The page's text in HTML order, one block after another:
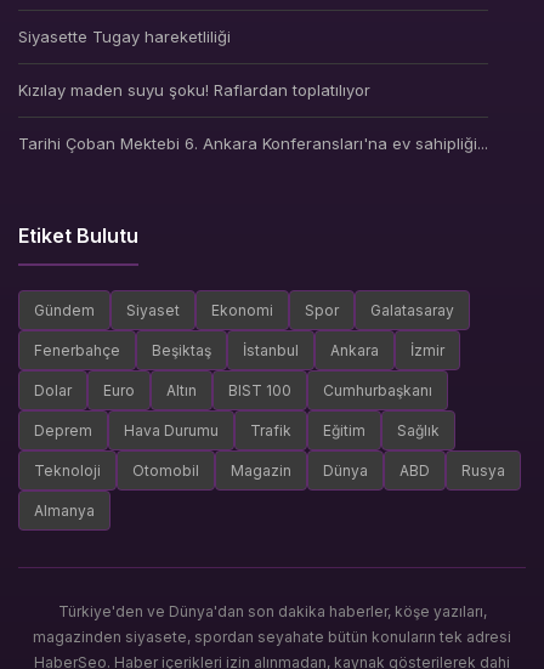
Siyasette Tugay hareketliliği
Kızılay maden suyu şoku! Raflardan toplatılıyor
Tarihi Çoban Mektebi 6. Ankara Konferansları'na ev sahipliği...
Etiket Bulutu
Gündem Siyaset Ekonomi Spor Galatasaray
Fenerbahçe Beşiktaş İstanbul Ankara İzmir
Dolar Euro Altın BIST 100 Cumhurbaşkanı
Deprem Hava Durumu Trafik Eğitim Sağlık
Teknoloji Otomobil Magazin Dünya ABD Rusya
Almanya
Türkiye'den ve Dünya'dan son dakika haberler, köşe yazıları,
magazinden siyasete, spordan seyahate bütün konuların tek adresi
HaberSeo. Haber içerikleri izin alınmadan, kaynak gösterilerek dahi